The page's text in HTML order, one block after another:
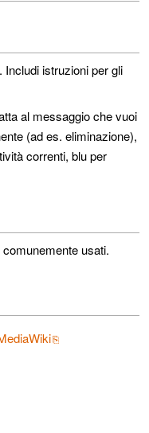
Includi istruzioni per gli
al messaggio che vuoi
(ad es. eliminazione),
correnti, blu per
usati.